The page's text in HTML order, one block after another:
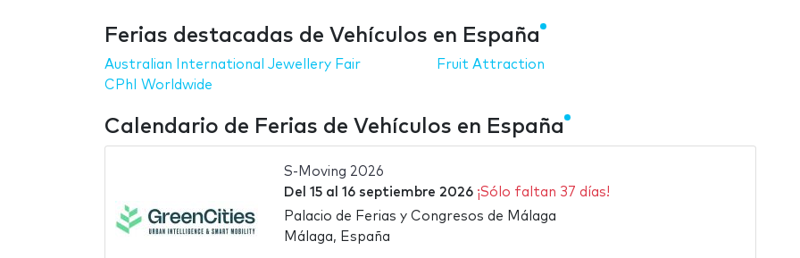
Ferias destacadas de Vehículos en España
Australian International Jewellery Fair
CPhI Worldwide
Fruit Attraction
Calendario de Ferias de Vehículos en España
S-Moving 2026
Del 15al 16 septiembre 2026 ¡Sólo faltan 37 días!
Palacio de Ferias y Congresos de Málaga
Málaga, España